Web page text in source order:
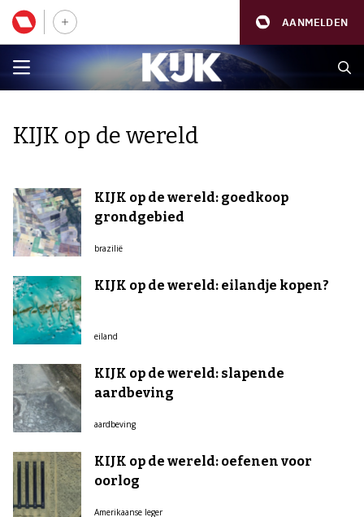
AANMELDEN
KIJK op de wereld
KIJK op de wereld: goedkoop
grondgebied
brazilië
KIJK op de wereld: eilandje kopen?
eiland
KIJK op de wereld: slapende
aardbeving
aardbeving
KIJK op de wereld: oefenen voor
oorlog
Amerikaanse leger